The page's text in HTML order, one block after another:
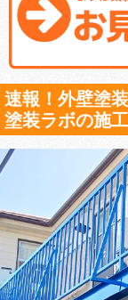
速報！外壁塗
塗装ラボの施